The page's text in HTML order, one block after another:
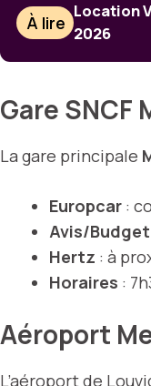
À lire
Location
2026
Gare SNCF
La gare principale
Europcar :
Avis/Budget
Hertz : à
Horaires :
Aéroport
L’aéroport de